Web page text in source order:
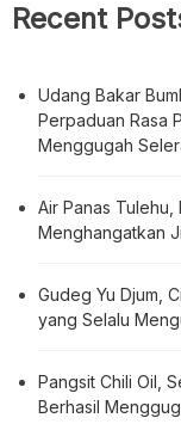
Recent
Udang Bakar
Perpaduan Rasa
Menggugah
Air Panas Tulehu,
Menghangatkan
Gudeg Yu Djum,
yang Selalu
Pangsit Chili Oil,
Berhasil